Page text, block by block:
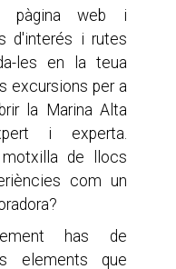
pàgina web i
d'interés i rutes
les en la teua
excursions per a
la Marina Alta
i experta.
de llocs
com un
has de
elements que